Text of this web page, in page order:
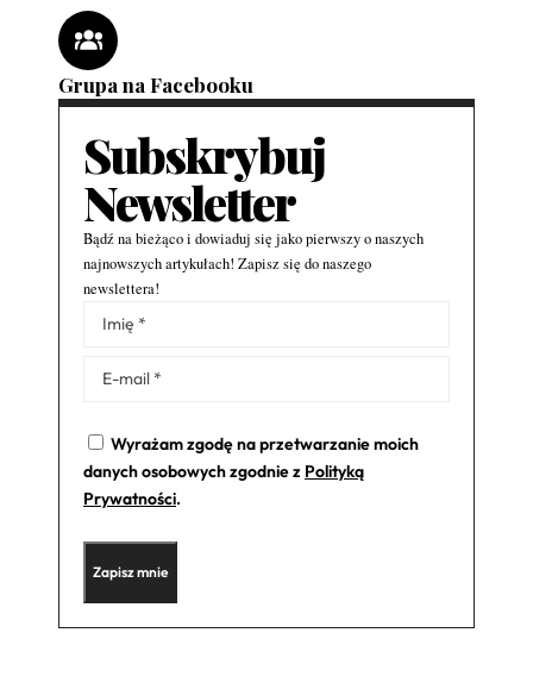
Grupa na Facebooku
Subskrybuj
Newsletter
Bądź na bieżąco i dowiaduj się jako pierwszy o naszych
najnowszych artykułach! Zapisz się do naszego
newslettera!
Wyrażam zgodę na przetwarzanie moich
danych osobowych zgodnie z Polityką
Prywatności.
Alternative: